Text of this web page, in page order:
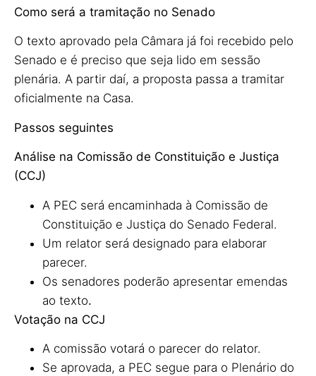
Como será a tramitação no Senado
O texto aprovado pela Câmara já foi recebido pelo
Senado e é preciso que seja lido em sessão
plenária. A partir daí, a proposta passa a tramitar
oficialmente na Casa.
Passos seguintes
Análise na Comissão de Constituição e Justiça
(CCJ)
A PEC será encaminhada à Comissão de
Constituição e Justiça do Senado Federal.
Um relator será designado para elaborar
parecer.
Os senadores poderão apresentar emendas
ao texto.
Votação na CCJ
A comissão votará o parecer do relator.
Se aprovada, a PEC segue para o Plenário do